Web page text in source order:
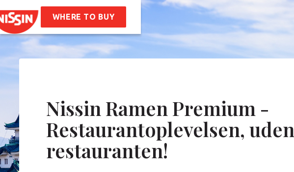
WHERE TO BUY
Os
SpørgsmålNissin Ramen Premium -
Restaurantoplevelsen, uden
restauranten!